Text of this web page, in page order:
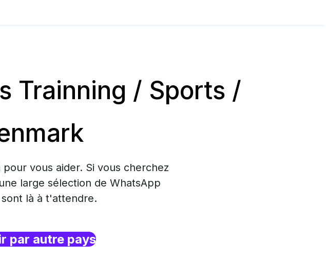
Trainning / Sports /
vous aider. Si vous cherchez
large sélection de WhatsApp
là à t'attendre.
par autre pays